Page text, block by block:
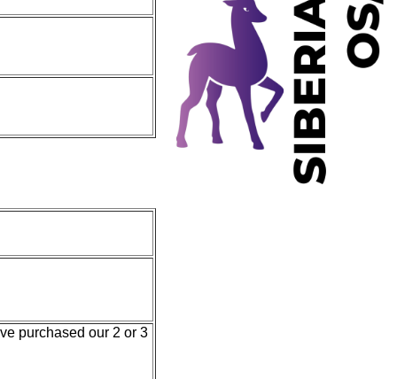
purchased our 2 or 3